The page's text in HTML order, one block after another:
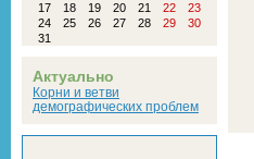
17
18 19 20 21 22
23
24
25 26 27 28 29
30
31
Актуально
Корни и ветви
демографических проблем